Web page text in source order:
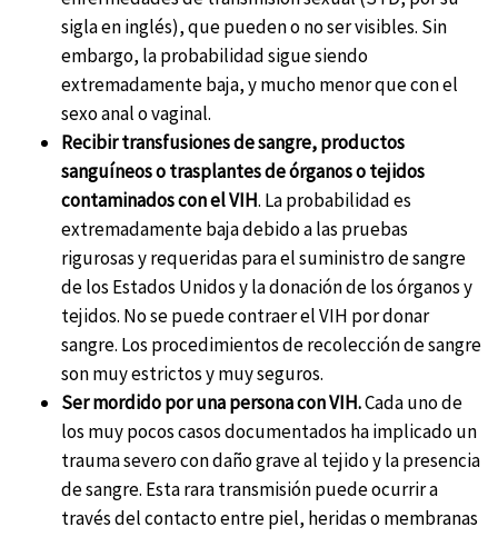
sigla en inglés), que pueden o no ser visibles. Sin
embargo, la probabilidad sigue siendo
extremadamente baja, y mucho menor que con el
sexo anal o vaginal.
Recibir transfusiones de sangre, productos
sanguíneos o trasplantes de órganos o tejidos
contaminados con el VIH. La probabilidad es
extremadamente baja debido a las pruebas
rigurosas y requeridas para el suministro de sangre
de los Estados Unidos y la donación de los órganos y
tejidos. No se puede contraer el VIH por donar
sangre. Los procedimientos de recolección de sangre
son muy estrictos y muy seguros.
Ser mordido por una persona con VIH.Cada uno de
los muy pocos casos documentados ha implicado un
trauma severo con daño grave al tejido y la presencia
de sangre. Esta rara transmisión puede ocurrir a
través del contacto entre piel, heridas o membranas